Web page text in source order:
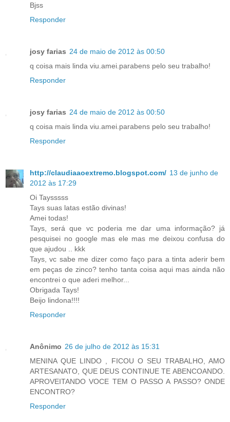
Bjss
Responder
josy farias 24 de maio de 2012 às 00:50
q coisa mais linda viu.amei.parabens pelo seu trabalho!
Responder
josy farias 24 de maio de 2012 às 00:50
q coisa mais linda viu.amei.parabens pelo seu trabalho!
Responder
http://claudiaaoextremo.blogspot.com/ 13 de junho de
2012 às 17:29
Oi Taysssss
Tays suas latas estão divinas!
Amei todas!
Tays, será que vc poderia me dar uma informação? já
pesquisei no google mas ele mas me deixou confusa do
que ajudou .. kkk
Tays, vc sabe me dizer como faço para a tinta aderir bem
em peças de zinco? tenho tanta coisa aqui mas ainda não
encontrei o que aderi melhor...
Obrigada Tays!
Beijo lindona!!!!
Responder
Anônimo 26 de julho de 2012 às 15:31
MENINA QUE LINDO , FICOU O SEU TRABALHO, AMO
ARTESANATO, QUE DEUS CONTINUE TE ABENCOANDO.
APROVEITANDO VOCE TEM O PASSO A PASSO? ONDE
ENCONTRO?
Responder